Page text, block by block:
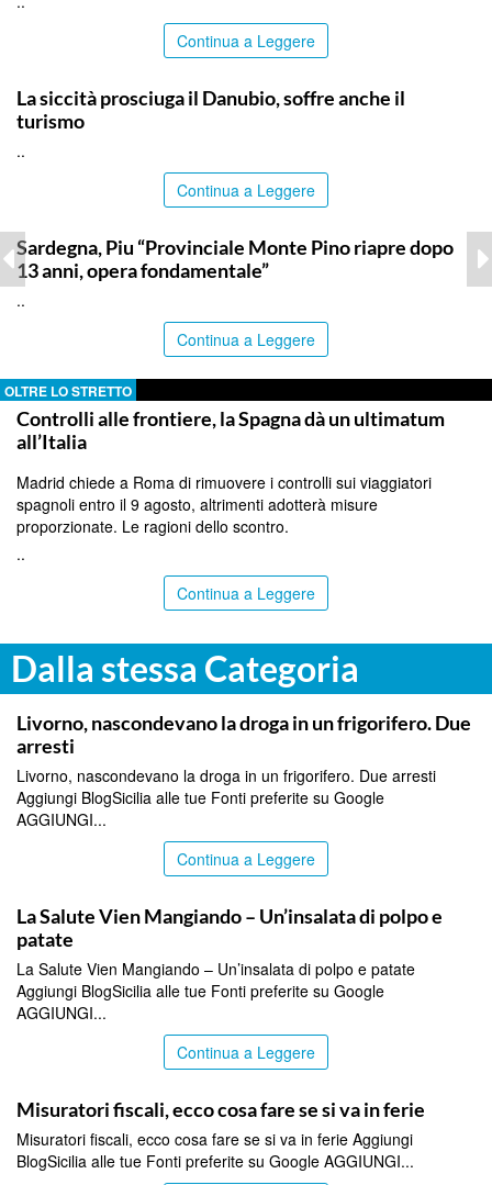
Continua a Leggere
La siccità prosciuga il Danubio, soffre anche il
turismo
..
Continua a Leggere
Sardegna, Piu “Provinciale Monte Pino riapre dopo
13 anni, opera fondamentale”
..
Continua a Leggere
OLTRE LO STRETTO
Controlli alle frontiere, la Spagna dà un ultimatum
all’Italia
Madrid chiede a Roma di rimuovere i controlli sui viaggiatori
spagnoli entro il 9 agosto, altrimenti adotterà misure
proporzionate. Le ragioni dello scontro.
..
Continua a Leggere
Dalla stessa Categoria
ITALPRESS
Livorno, nascondevano la droga in un frigorifero. Due
arresti
Livorno, nascondevano la droga in un frigorifero. Due arresti
Aggiungi BlogSicilia alle tue Fonti preferite su Google
AGGIUNGI...
Continua a Leggere
La Salute Vien Mangiando – Un’insalata di polpo e
patate
La Salute Vien Mangiando – Un’insalata di polpo e patate
Aggiungi BlogSicilia alle tue Fonti preferite su Google
AGGIUNGI...
Continua a Leggere
Misuratori fiscali, ecco cosa fare se si va in ferie
Misuratori fiscali, ecco cosa fare se si va in ferie Aggiungi
BlogSicilia alle tue Fonti preferite su Google AGGIUNGI...